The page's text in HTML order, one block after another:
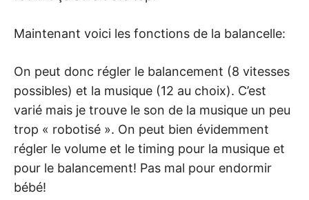
Maintenant voici les fonctions de la balancelle:
On peut donc régler le balancement (8 vitesses
possibles) et la musique (12 au choix). C’est
varié mais je trouve le son de la musique un peu
trop « robotisé ». On peut bien évidemment
régler le volume et le timing pour la musique et
pour le balancement! Pas mal pour endormir
bébé!